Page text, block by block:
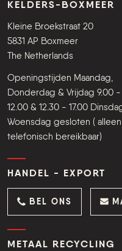
KELDERS-BOXMEER
Kleine Broekstraat 20
5831 AP Boxmeer
The Netherlands
Openingstijden Maandag,
Donderdag & Vrijdag 9.00 -
12.00 & 12.30 - 17.00
Woensdag gesloten ( alleen
telefonisch bereikbaar)
HANDEL - EXPORT
BEL ONS
METAAL RECYCLING